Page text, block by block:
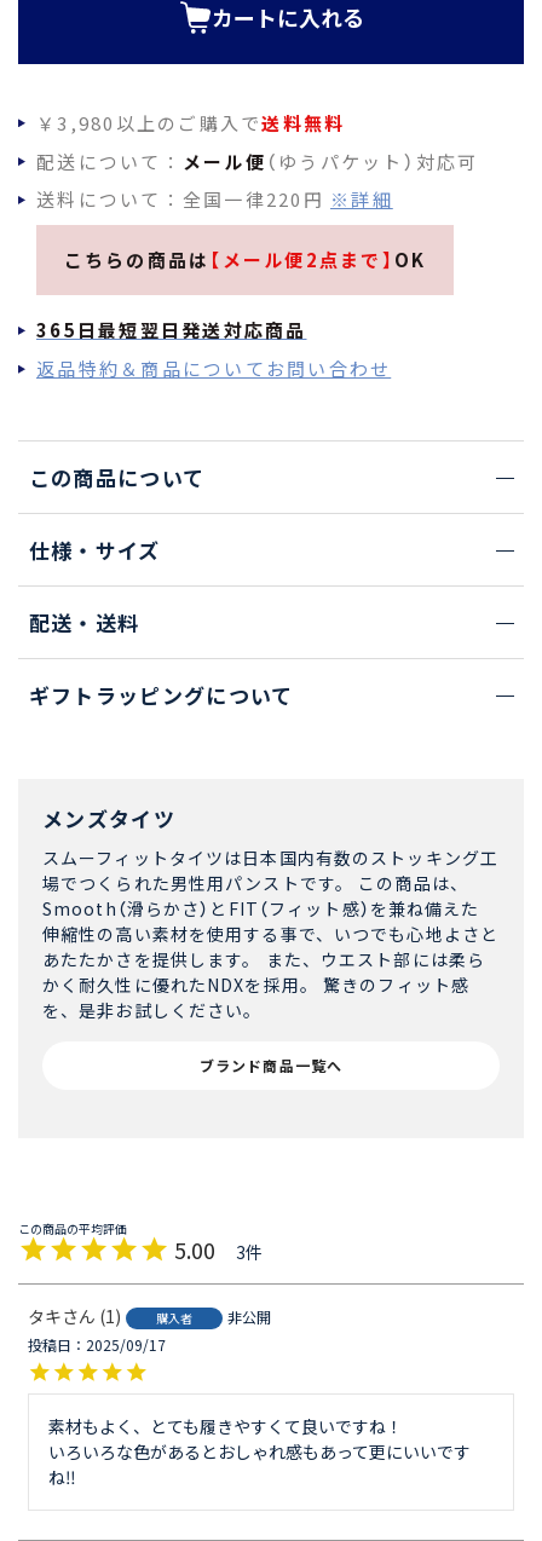
カートに入れる
￥3,980以上のご購入で送料無料
配送について： メール便 （ゆうパケット）対応可
送料について：全国一律220円 ※詳細
こちらの商品は 【メール便2点まで】 OK
365日最短翌日発送対応商品
返品特約＆商品についてお問い合わせ
この商品について
仕様・サイズ
配送・送料
ギフトラッピングについて
メンズタイツ
スムーフィットタイツは日本国内有数のストッキング工
場でつくられた男性用パンストです。 この商品は、
Smooth（滑らかさ）とFIT（フィット感）を兼ね備えた
伸縮性の高い素材を使用する事で、いつでも心地よさと
あたたかさを提供します。 また、ウエスト部には柔ら
かく耐久性に優れたNDXを採用。 驚きのフィット感
を、是非お試しください。
ブランド商品一覧へ
5.00 3
タキ 1 購入者
非公開
投稿日
2025/09/17
素材もよく、とても履きやすくて良いですね！
いろいろな色があるとおしゃれ感もあって更にいいです
ね‼︎